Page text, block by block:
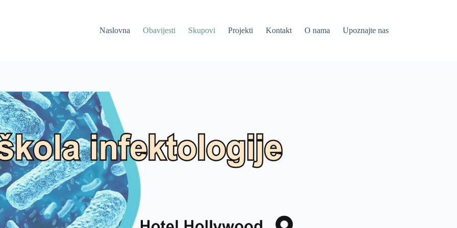
Naslovna
Obavijesti Skupovi Projekti Kontakt O nama Upoznajte nas